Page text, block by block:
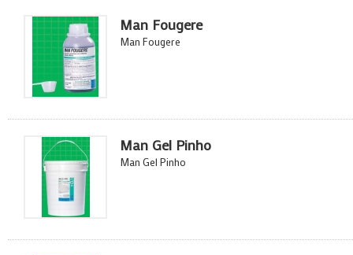
Man Fougere
Man Fougere
Man Gel Pinho
Man Gel Pinho